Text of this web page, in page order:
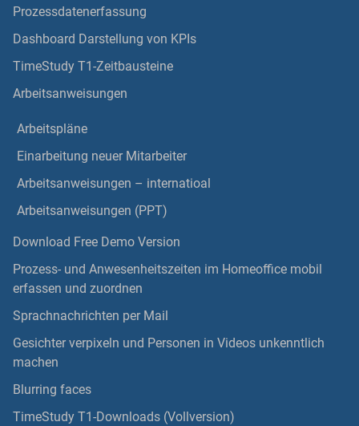
Prozessdatenerfassung
Dashboard Darstellung von KPIs
TimeStudy T1-Zeitbausteine
Arbeitsanweisungen
Arbeitspläne
Einarbeitung neuer Mitarbeiter
Arbeitsanweisungen – internatioal
Arbeitsanweisungen (PPT)
Download Free Demo Version
Prozess- und Anwesenheitszeiten im Homeoffice mobil
erfassen und zuordnen
Sprachnachrichten per Mail
Gesichter verpixeln und Personen in Videos unkenntlich
machen
Blurring faces
TimeStudy T1-Downloads (Vollversion)